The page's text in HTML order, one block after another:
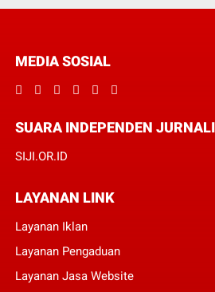
MEDIA SOSIAL
SUARA INDEPENDEN
SIJI.OR.ID
LAYANAN LINK
Layanan Iklan
Layanan Pengaduan
Layanan Jasa Website